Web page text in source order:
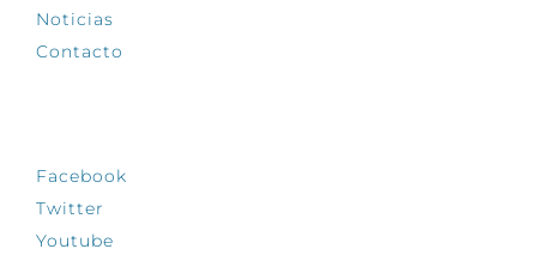
Noticias
Contacto
Facebook
Twitter
Youtube